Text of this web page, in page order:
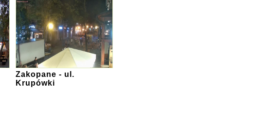
Zakopane - ul.
Krupówki